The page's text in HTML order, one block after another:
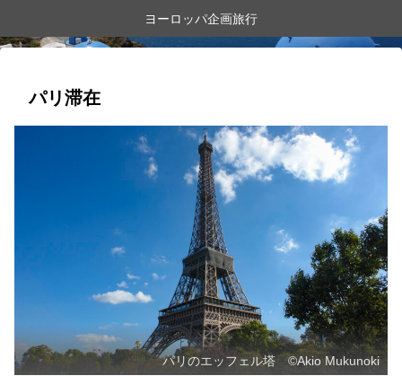
ヨーロッパ企画旅行
パリ滞在
パリのエッフェル塔 ©Akio Mukunoki